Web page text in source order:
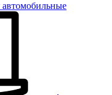
автомобильные